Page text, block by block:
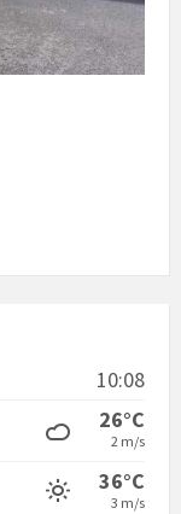
10:08
26°C
2 m/s
36°C
3 m/s